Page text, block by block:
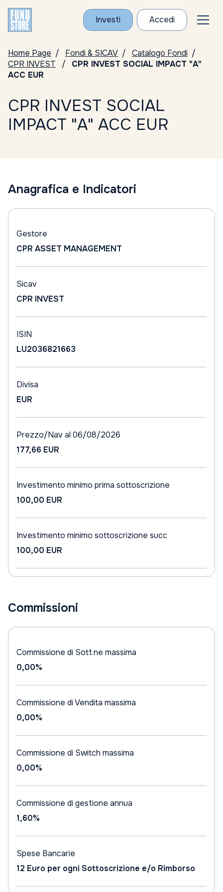
Investi Accedi
Home Page Fondi & SICAV
Catalogo Fondi
CPR INVEST
CPR INVEST SOCIAL IMPACT "A"
ACC EUR
CPR INVEST SOCIAL
IMPACT "A" ACC EUR
Anagrafica e Indicatori
Gestore
CPR ASSET MANAGEMENT
Sicav
CPR INVEST
ISIN
LU2036821663
Divisa
EUR
Prezzo/Nav al 06/08/2026
177,66 EUR
Investimento minimo prima sottoscrizione
100,00 EUR
Investimento minimo sottoscrizione succ
100,00 EUR
Commissioni
Commissione di Sott.ne massima
0,00%
Commissione di Vendita massima
0,00%
Commissione di Switch massima
0,00%
Commissione di gestione annua
1,60%
Spese Bancarie
12 Euro per ogni Sottoscrizione e/o Rimborso